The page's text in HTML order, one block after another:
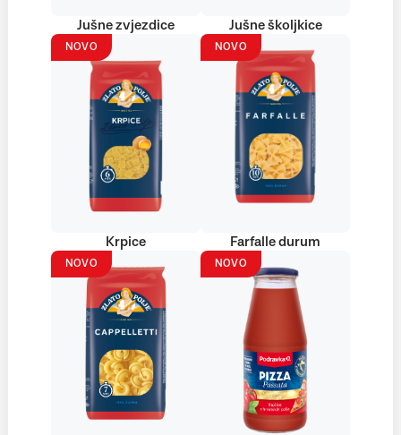
Jušne zvjezdice Jušne školjkice
NOVO
Krpice
NOVO
Farfalle durum
NOVO NOVO